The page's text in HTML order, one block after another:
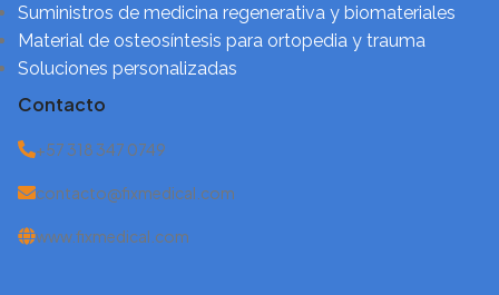
Suministros de medicina regenerativa y biomateriales
Material de osteosíntesis para ortopedia y trauma
Soluciones personalizadas
Contacto
+57 318 347 0749
contacto@fixmedical.com
www.fixmedical.com